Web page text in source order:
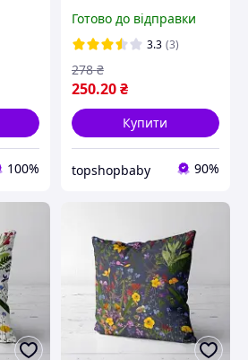
100%
диван
Готово до відправки
3.3 (3)
250.20₴
278 ₴
Купити
topshopbaby 90%